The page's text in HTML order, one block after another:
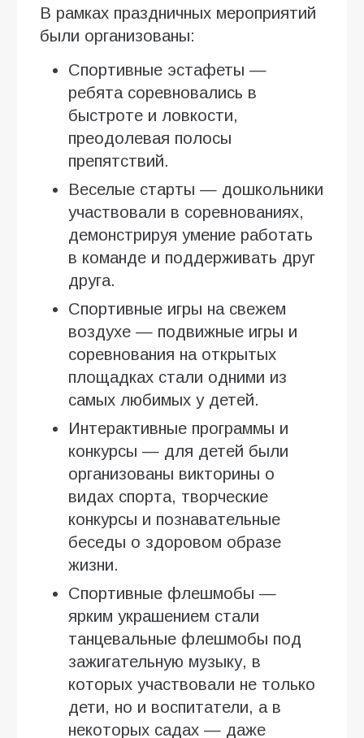
В рамках праздничных мероприятий
были организованы:
Спортивные эстафеты —
ребята соревновались в
быстроте и ловкости,
преодолевая полосы
препятствий.
Веселые старты — дошкольники
участвовали в соревнованиях,
демонстрируя умение работать
в команде и поддерживать друг
друга.
Спортивные игры на свежем
воздухе — подвижные игры и
соревнования на открытых
площадках стали одними из
самых любимых у детей.
Интерактивные программы и
конкурсы — для детей были
организованы викторины о
видах спорта, творческие
конкурсы и познавательные
беседы о здоровом образе
жизни.
Спортивные флешмобы —
ярким украшением стали
танцевальные флешмобы под
зажигательную музыку, в
которых участвовали не только
дети, но и воспитатели, а в
некоторых садах — даже